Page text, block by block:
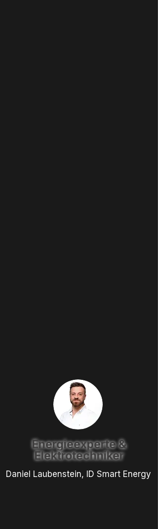
Energieexperte &
Elektrotechniker
Daniel Laubenstein, ID Smart Energy